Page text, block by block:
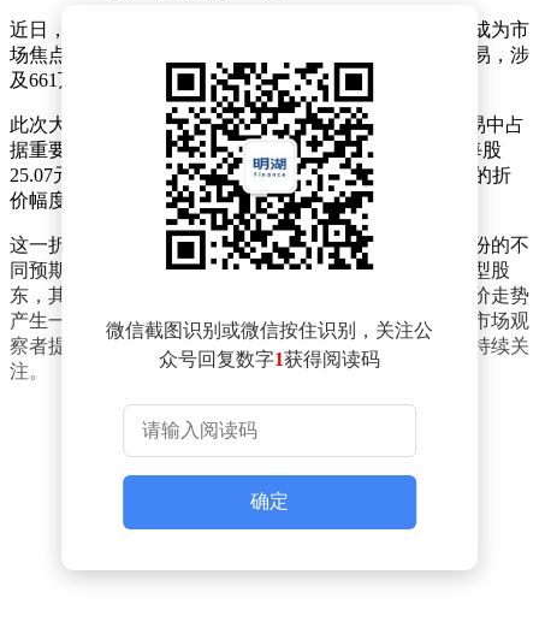
近日，沪硅产业在资本市场引发关注，其大宗交易情况成为市
场焦点。数据显示，该公司于当日成功完成一笔大宗交易，涉
及661万股股份的流转。
此次大宗交易的总成交额高达1.66亿元，在当日整体交易中占
据重要地位，占当日总成交额的3.68%。交易价格定为每股
25.07元，与当日市场收盘价26.12元相比，呈现出0.83%的折
价幅度。
这一折价交易现象，反映出市场参与者对于沪硅产业股份的不
同预期和交易策略。大宗交易往往涉及机构投资者或大型股
东，其交易价格和规模的变化，可能会对市场情绪和股价走势
产生一定影响。此次沪硅产业的大宗交易情况，无疑为市场观
察者提供了新的分析视角，后续市场将如何反应，值得持续关
注。
微信截图识别或微信按住识别，关注公
众号回复数字1获得阅读码
确定